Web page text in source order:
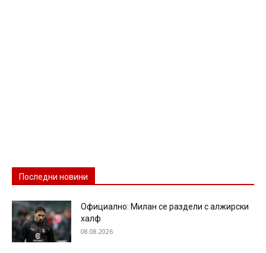
Последни новини
Официално: Милан се раздели с алжирски
халф
08.08.2026